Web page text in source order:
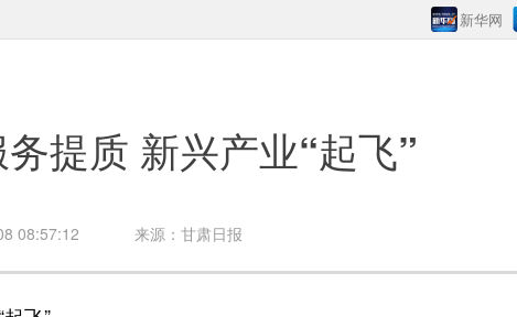
新华网
提质 新兴产业“起飞”
08:57:12 来源：甘肃日报